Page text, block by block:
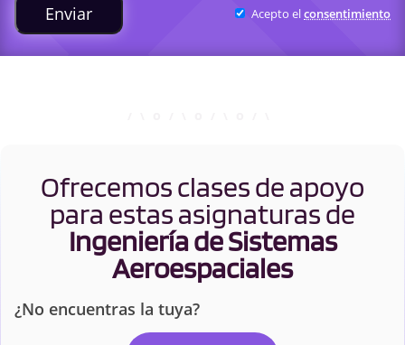
Enviar Acepto elconsentimiento
Ofrecemos clases de apoyo
para estas asignaturas de
Ingeniería de Sistemas
Aeroespaciales
¿No encuentras la tuya?